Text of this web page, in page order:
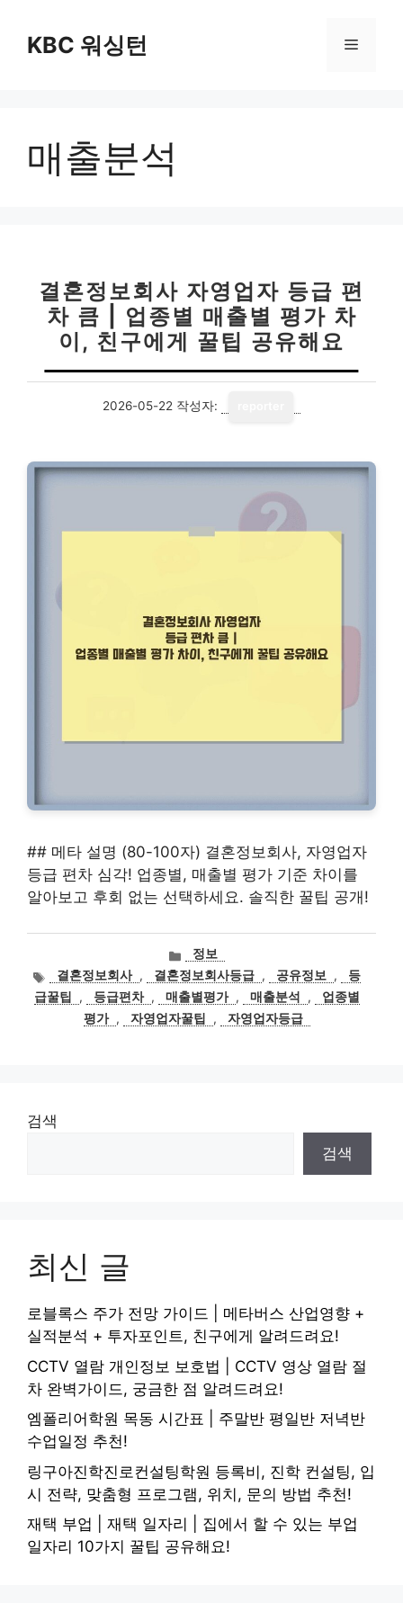
KBC 워싱턴 메
매출분석
결혼정보회사 자영업자 등급 편
차 큼 | 업종별 매출별 평가 차
이, 친구에게 꿀팁 공유해요
2026-05-22 작성자:
## 메타 설명 (80-100자) 결혼정보회사, 자영업자
등급 편차 심각! 업종별, 매출별 평가 기준 차이를
알아보고 후회 없는 선택하세요. 솔직한 꿀팁 공개!
카
테
고
리
정보
태
그
결혼정보회사 , 결혼정보회사등급 , 공유정보 ,
등
급꿀팁
, 등급편차 , 매출별평가 , 매출분석 ,
업종별
평가 , 자영업자꿀팁 , 자영업자등급
검색
검색
최신 글
로블록스 주가 전망 가이드 | 메타버스 산업영향 +
실적분석 + 투자포인트, 친구에게 알려드려요!
CCTV 열람 개인정보 보호법 | CCTV 영상 열람 절
차 완벽가이드, 궁금한 점 알려드려요!
엠폴리어학원 목동 시간표 | 주말반 평일반 저녁반
수업일정 추천!
링구아진학진로컨설팅학원 등록비, 진학 컨설팅, 입
시 전략, 맞춤형 프로그램, 위치, 문의 방법 추천!
재택 부업 | 재택 일자리 | 집에서 할 수 있는 부업
일자리 10가지 꿀팁 공유해요!